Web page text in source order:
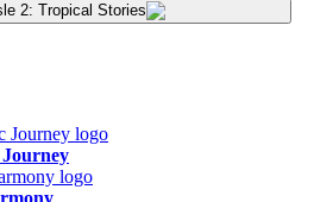
2: Tropical Stories